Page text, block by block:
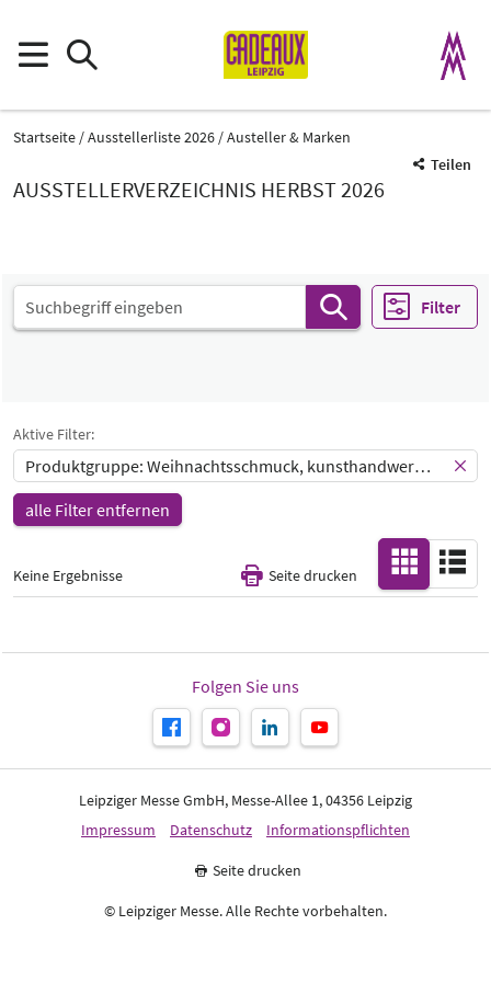
Startseite Ausstellerliste 2026
Austeller & Marken
Teilen
AUSSTELLERVERZEICHNIS HERBST 2026
Filter
Produktgruppe
Weihnachtsschmuck, kunsthandwerklicher
Select Input
Land
-
Alle
Aktive Filter:
Produktgruppe: Weihnachtsschmuck, kunsthandwerklicher
alle Filter entfernen
Keine Ergebnisse Seite drucken
Folgen Sie uns
Leipziger Messe GmbH, Messe-Allee 1, 04356 Leipzig
Impressum
Datenschutz Informationspflichten
Seite drucken
© Leipziger Messe. Alle Rechte vorbehalten.